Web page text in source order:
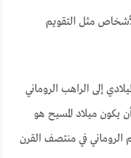
مثل التقويم
إلى الراهب الروماني
ميلاد المسيح هو
الروماني في منتصف القرن